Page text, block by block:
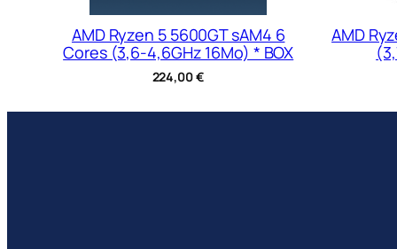
AMD Ryzen 5 5600GT sAM4 6
Cores (3,6-4,6GHz 16Mo) * BOX
224,00€
AMD